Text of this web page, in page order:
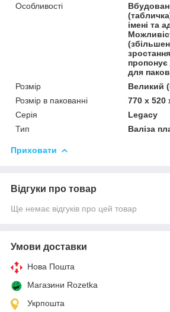
Особливості
імені та
пропонує
для
Розмір
Великий
Розмір в пакованні
770 х 520
Серія
Legacy
Тип
Валіза
Приховати
Відгуки про товар
Ще немає відгуків про цей товар
Умови доставки
Нова Пошта
Магазини Rozetka
Укрпошта